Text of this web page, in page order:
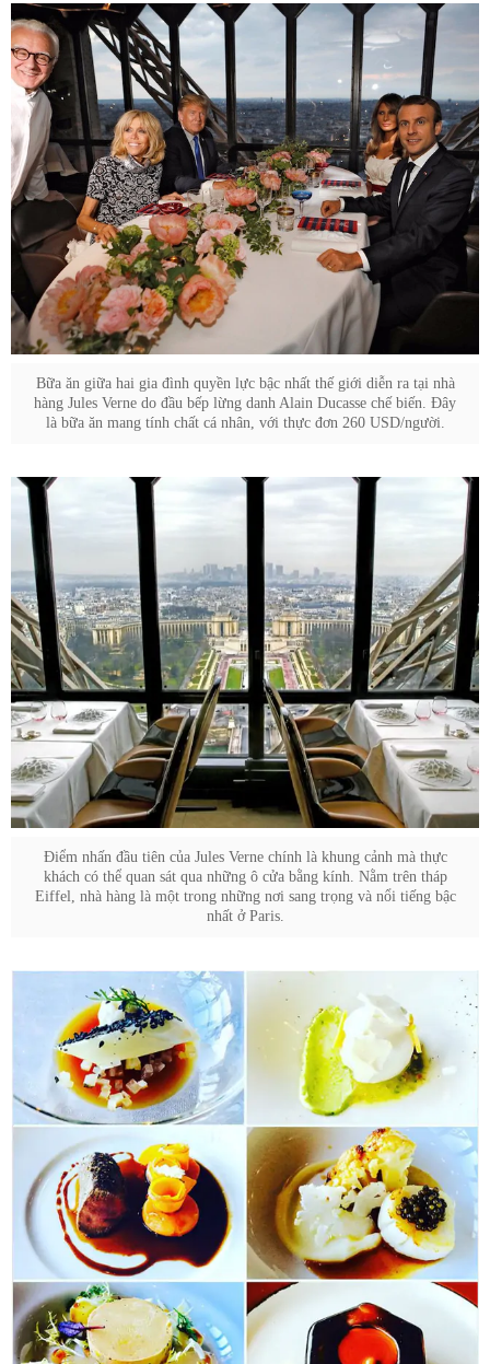
Bữa ăn giữa hai gia đình quyền lực bậc nhất thế giới diễn ra tại nhà
hàng Jules Verne do đầu bếp lừng danh Alain Ducasse chế biến. Đây
là bữa ăn mang tính chất cá nhân, với thực đơn 260 USD/người.
Điểm nhấn đầu tiên của Jules Verne chính là khung cảnh mà thực
khách có thể quan sát qua những ô cửa bằng kính. Nằm trên tháp
Eiffel, nhà hàng là một trong những nơi sang trọng và nổi tiếng bậc
nhất ở Paris.